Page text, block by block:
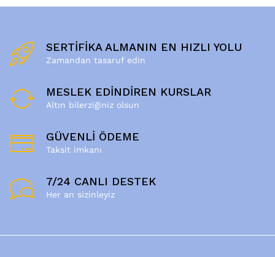
SERTİFİKA ALMANIN EN HIZLI YOLU
Zamandan tasaruf edin
MESLEK EDİNDİREN KURSLAR
Altın bilerziğiniz olsun
GÜVENLİ ÖDEME
Taksit imkanı
7/24 CANLI DESTEK
Her an sizinleyiz